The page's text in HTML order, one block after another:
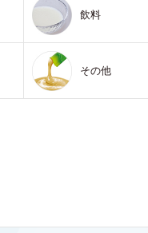
飲料
その他